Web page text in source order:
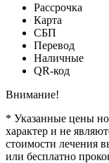
Рассрочка
Карта
СБП
Перевод
Наличные
QR-код
Внимание!
* Указанные цены
характер и не
стоимости лечения
или бесплатно